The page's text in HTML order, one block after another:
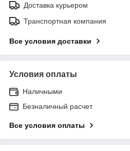
Доставка курьером
Транспортная компания
Все условия доставки
Условия оплаты
Наличными
Безналичный расчет
Все условия оплаты